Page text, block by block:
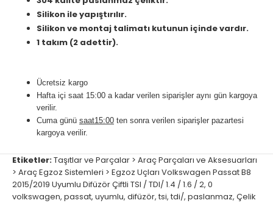
Silikon ile yapıştırılır.
Silikon ve montaj talimatı kutunun içinde vardır.
1 takım (2 adettir).
Ücretsiz kargo
Hafta içi saat 15:00 a kadar verilen siparişler aynı gün kargoya
verilir.
Cuma günü saat15:00 ten sonra verilen siparişler pazartesi
kargoya verilir.
Etiketler:Taşıtlar ve Parçalar > Araç Parçaları ve Aksesuarları
> Araç Egzoz Sistemleri > Egzoz Uçları Volkswagen Passat B8
2015/2019 Uyumlu Difüzör Çiftli TSI / TDI/ 1.4 / 1.6 / 2, 0
volkswagen, passat, uyumlu, difüzör, tsi, tdi/, paslanmaz, Çelik